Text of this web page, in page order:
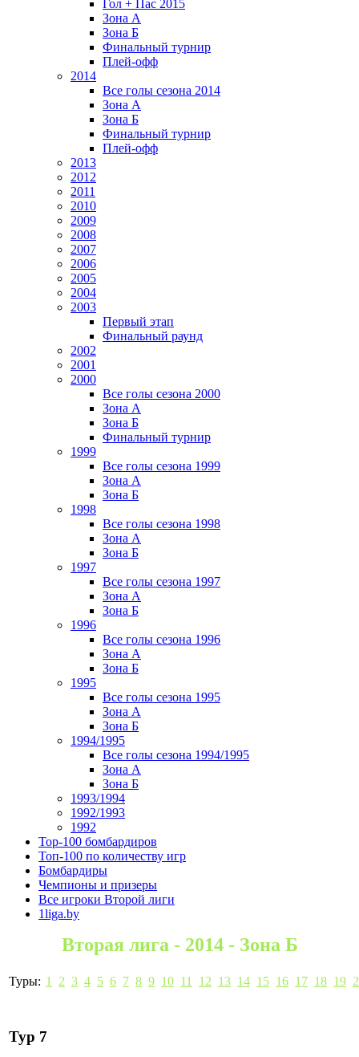
Гол + Пас 2015
Зона А
Зона Б
Финальный турнир
Плей-офф
2014
Все голы сезона 2014
Зона А
Зона Б
Финальный турнир
Плей-офф
2013
2012
2011
2010
2009
2008
2007
2006
2005
2004
2003
Первый этап
Финальный раунд
2002
2001
2000
Все голы сезона 2000
Зона А
Зона Б
Финальный турнир
1999
Все голы сезона 1999
Зона А
Зона Б
1998
Все голы сезона 1998
Зона А
Зона Б
1997
Все голы сезона 1997
Зона А
Зона Б
1996
Все голы сезона 1996
Зона А
Зона Б
1995
Все голы сезона 1995
Зона А
Зона Б
1994/1995
Все голы сезона 1994/1995
Зона А
Зона Б
1993/1994
1992/1993
1992
Top-100 бомбардиров
Топ-100 по количеству игр
Бомбардиры
Чемпионы и призеры
Все игроки Второй лиги
1liga.by
Вторая лига - 2014 - Зона Б
Туры: 1 2 3 4 5 6 7 8 9 10 11 12 13 14 15 16 17 18 19
Тур 7